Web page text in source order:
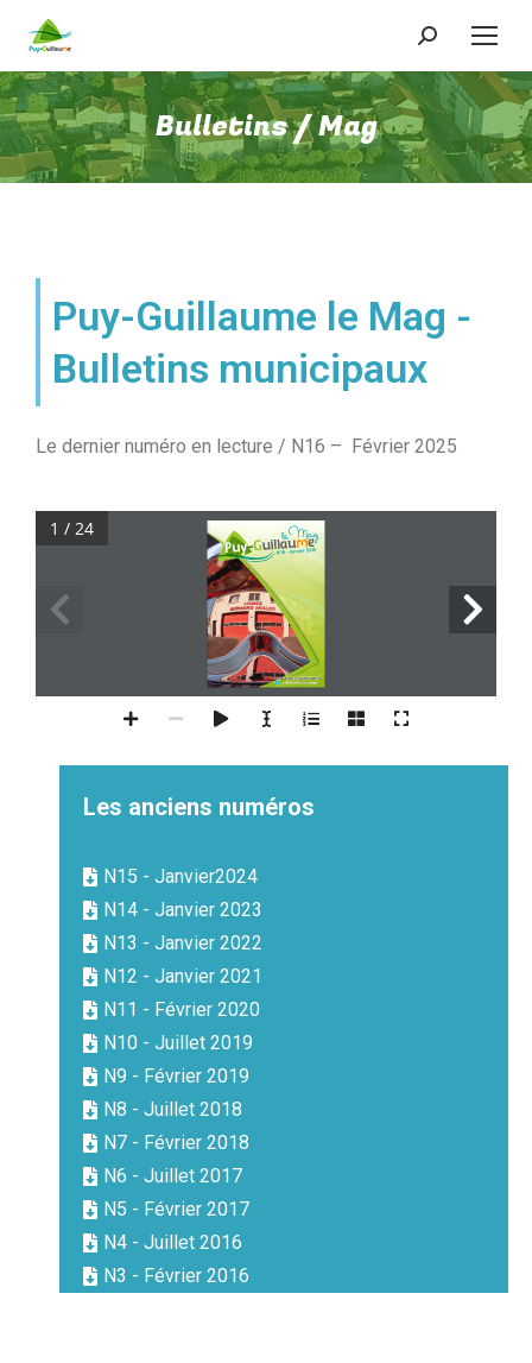
Bulletins / Mag
Puy-Guillaume le Mag -
Bulletins municipaux
Le dernier numéro en lecture / N16 – Février 2025
www.puy-guillaume.fr
1 / 24
Les anciens numéros
N15 - Janvier2024
N14 - Janvier 2023
N13 - Janvier 2022
N12 - Janvier 2021
N11 - Février 2020
N10 - Juillet 2019
N9 - Février 2019
N8 - Juillet 2018
N7 - Février 2018
N6 - Juillet 2017
N5 - Février 2017
N4 - Juillet 2016
N3 - Février 2016